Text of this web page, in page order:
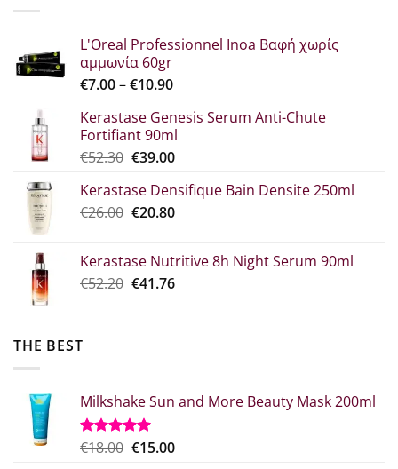
L'Oreal Professionnel Inoa Βαφή χωρίς
αμμωνία 60gr
€7.00–€10.90Price
€7.00
through
€10.90
Kerastase Genesis Serum Anti-Chute
Fortifiant 90ml
€52.30 Original
was:
€52.30.
€39.00Η
τιμή
είναι:
Kerastase Densifique Bain Densite 250ml
€26.00 Original
€26.00.
€20.80The
is:
€20.80.
Kerastase Nutritive 8h Night Serum 90ml
€52.20 Original
€41.76Η
THE BEST
Milkshake Sun and More Beauty Mask 200ml
Rated5.00
€18.00 Original
€15.00Η